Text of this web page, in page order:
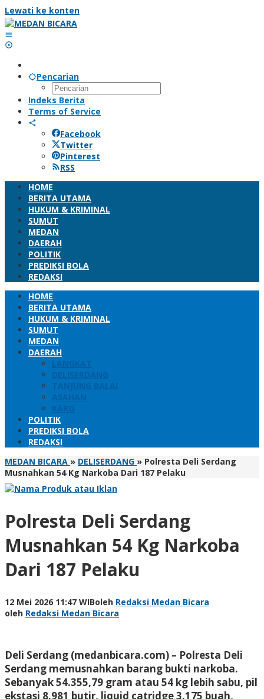
Lewati ke konten
Pencarian
Indeks Berita
Terms of Service
Facebook
Twitter
Pinterest
RSS
HOME
BERITA UTAMA
HUKUM & KRIMINAL
SUMUT
MEDAN
DAERAH
POLITIK
PREDIKSI BOLA
REDAKSI
HOME
BERITA UTAMA
HUKUM & KRIMINAL
SUMUT
MEDAN
DAERAH
LANGKAT
DELISERDANG
TANJUNG BALAI
ASAHAN
KARO
POLITIK
PREDIKSI BOLA
REDAKSI
MEDAN BICARA » DELISERDANG » Polresta Deli Serdang
Musnahkan 54 Kg Narkoba Dari 187 Pelaku
Polresta Deli Serdang
Musnahkan 54 Kg Narkoba
Dari 187 Pelaku
12 Mei 2026 11:47 WIBoleh Redaksi Medan Bicara
oleh Redaksi Medan Bicara
Deli Serdang (medanbicara.com) – Polresta Deli
Serdang memusnahkan barang bukti narkoba.
Sebanyak 54.355,79 gram atau 54 kg lebih sabu, pil
ekstasi 8.981 butir, liquid catridge 3.175 buah,